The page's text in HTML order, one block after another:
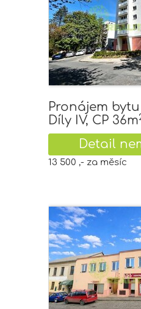
Pronájem bytu
Díly IV, CP 36m
Detail
13 500 ,- za měsíc